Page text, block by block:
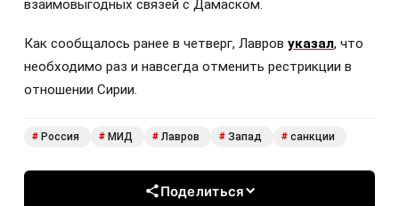
взаимовыгодных связей с Дамаском.
Как сообщалось ранее в четверг, Лавров указал, что
необходимо раз и навсегда отменить рестрикции в
отношении Сирии.
# Россия # МИД # Лавров # Запад # санкции
Поделиться